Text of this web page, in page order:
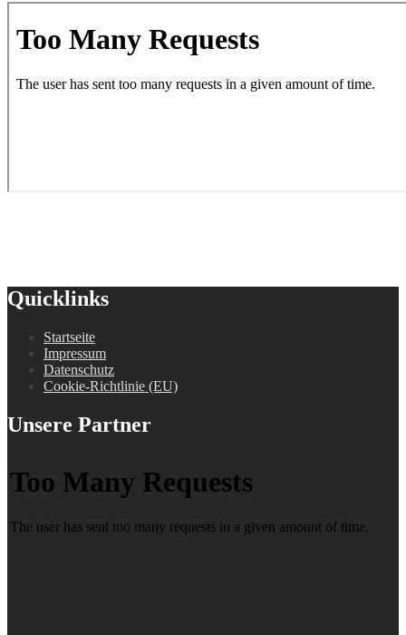
Quicklinks
Startseite
Impressum
Datenschutz
Cookie-Richtlinie (EU)
Unsere Partner